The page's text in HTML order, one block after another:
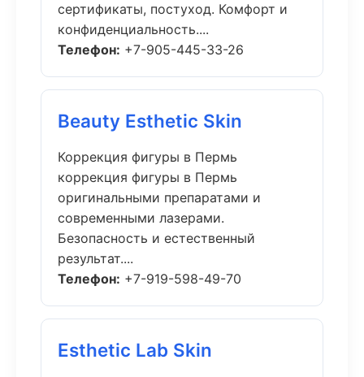
сертификаты, постуход. Комфорт и
конфиденциальность....
Телефон: +7-905-445-33-26
Beauty Esthetic Skin
Коррекция фигуры в Пермь
коррекция фигуры в Пермь
оригинальными препаратами и
современными лазерами.
Безопасность и естественный
результат....
Телефон: +7-919-598-49-70
Esthetic Lab Skin